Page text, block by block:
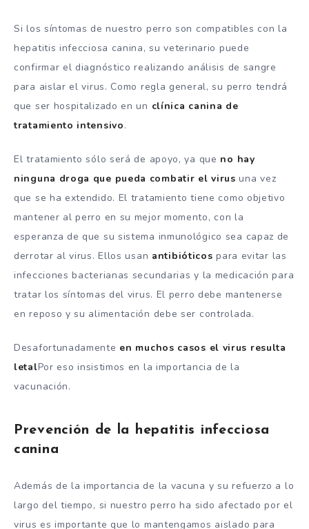
Si los síntomas de nuestro perro son compatibles con la
hepatitis infecciosa canina, su veterinario puede
confirmar el diagnóstico realizando análisis de sangre
para aislar el virus. Como regla general, su perro tendrá
que ser hospitalizado en un clínica canina de
tratamiento intensivo.
El tratamiento sólo será de apoyo, ya que no hay
ninguna droga que pueda combatir el virus una vez
que se ha extendido. El tratamiento tiene como objetivo
mantener al perro en su mejor momento, con la
esperanza de que su sistema inmunológico sea capaz de
derrotar al virus. Ellos usan antibióticos para evitar las
infecciones bacterianas secundarias y la medicación para
tratar los síntomas del virus. El perro debe mantenerse
en reposo y su alimentación debe ser controlada.
Desafortunadamente en muchos casos el virus resulta
letalPor eso insistimos en la importancia de la
vacunación.
Prevención de la hepatitis infecciosa
canina
Además de la importancia de la vacuna y su refuerzo a lo
largo del tiempo, si nuestro perro ha sido afectado por el
virus es importante que lo mantengamos aislado para